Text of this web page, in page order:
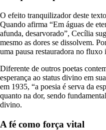
O efeito tranquilizador deste
Quando afirma “Em águas de
afunda, desarvorado”, Cecília
mesmo as dores se dissolvem.
uma pausa restauradora no fluxo
Diferente de outros poetas
esperança ao status divino em
em 1935, “a poesia é serva da
quanto na dor, sendo
divino.
A fé como força vital